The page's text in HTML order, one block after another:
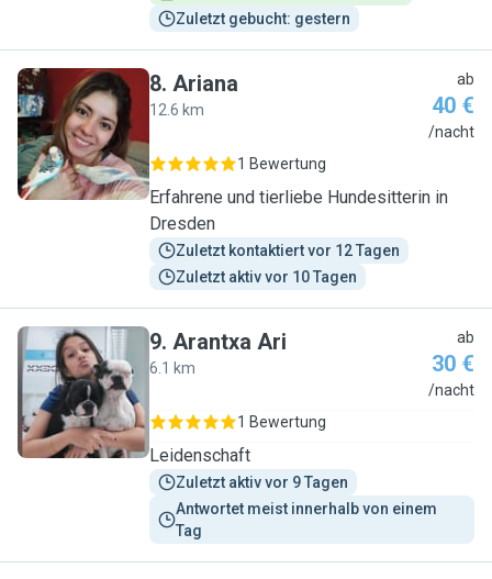
Zuletzt gebucht: gestern
A
8. Ariana
12.6 km
ab
40 €
/nacht
1 Bewertung
Erfahrene und tierliebe Hundesitterin in
Dresden
Zuletzt kontaktiert vor 12 Tagen
Zuletzt aktiv vor 10 Tagen
A
9. Arantxa Ari
6.1 km
ab
30 €
/nacht
1 Bewertung
Leidenschaft
Zuletzt aktiv vor 9 Tagen
Antwortet meist innerhalb von einem
Tag